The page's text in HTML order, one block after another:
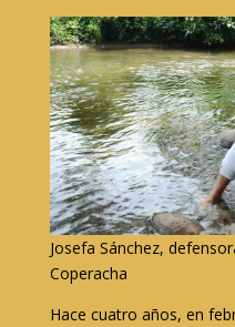
Josefa Sánchez,
Coperacha
Hace cuatro años, en